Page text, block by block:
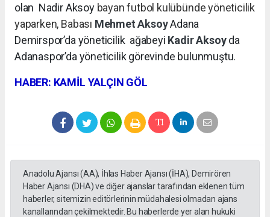
olan Nadir Aksoy bayan futbol kulübünde yöneticilik
yaparken, Babası Mehmet AksoyAdana
Demirspor’da yöneticilik ağabeyi Kadir Aksoyda
Adanaspor’da yöneticilik görevinde bulunmuştu.
HABER: KAMİL YALÇIN GÖL
Anadolu Ajansı (AA), İhlas Haber Ajansı (İHA), Demirören
Haber Ajansı (DHA) ve diğer ajanslar tarafından eklenen tüm
haberler, sitemizin editörlerinin müdahalesi olmadan ajans
kanallarından çekilmektedir. Bu haberlerde yer alan hukuki